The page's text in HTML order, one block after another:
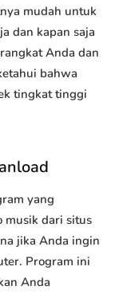
mudah untuk
dan kapan saja
Anda dan
bahwa
tingkat tinggi
yang
musik dari situs
jika Anda ingin
Program ini
Anda